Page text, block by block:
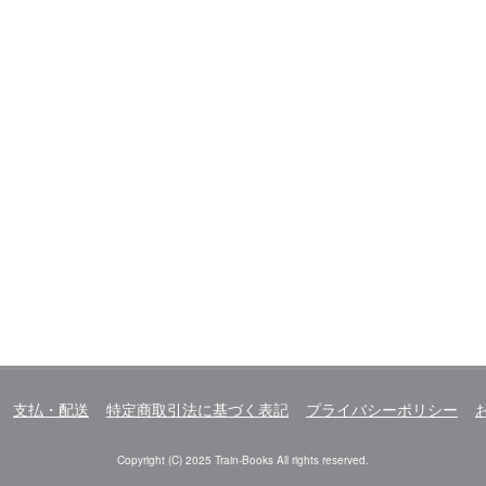
支払・配送 特定商取引法に基づく表記 プライバシーポリシー
Copyright (C) 2025 Train-Books All rights reserved.